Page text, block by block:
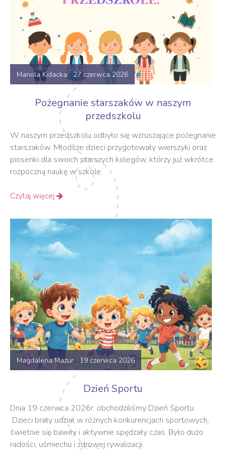
Mariola Kidacka 27 czerwca 2026
Pożegnanie starszaków w naszym
przedszkolu
W naszym przedszkolu odbyło się wzruszające pożegnanie
starszaków. Młodsze dzieci przygotowały wierszyki oraz
piosenki dla swoich starszych kolegów, którzy już wkrótce
rozpoczną naukę w szkole.
Czytaj więcej
Magdalena Mazur 19 czerwca 2026
Dzień Sportu
Dnia 19 czerwca 2026r. obchodziliśmy Dzień Sportu.
Dzieci brały udział w różnych konkurencjach sportowych,
świetnie się bawiły i aktywnie spędzały czas. Było dużo
radości, uśmiechu i zdrowej rywalizacji.